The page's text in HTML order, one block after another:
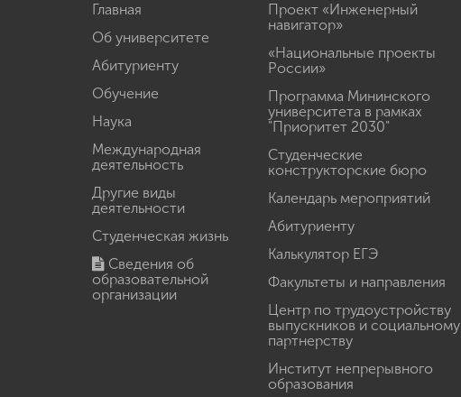
Главная
Об университете
Абитуриенту
Обучение
Наука
Международная
деятельность
Другие виды
деятельности
Студенческая жизнь
Сведения об
образовательной
организации
Проект «Инженерный
навигатор»
«Национальные проекты
России»
Программа Мининского
университета в рамках
"Приоритет 2030"
Студенческие
конструкторские бюро
Календарь мероприятий
Абитуриенту
Калькулятор ЕГЭ
Факультеты и направления
Центр по трудоустройству
выпускников и социальному
партнерству
Институт непрерывного
образования